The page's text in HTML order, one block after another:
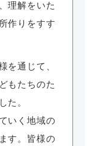
理解をいた
作りをすす
を通じて、
もたちのた
た。
いく地域の
す。皆様の